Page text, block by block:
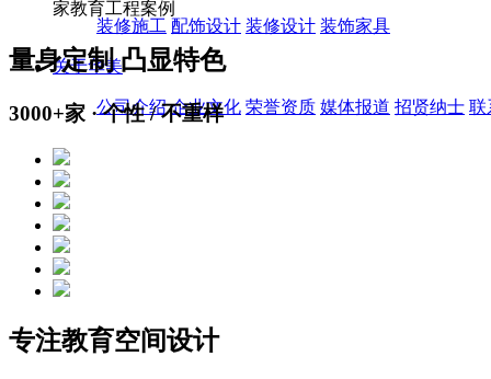
装修施工 配饰设计 装修设计 装饰家具
关于华美
公司介绍 企业文化 荣誉资质 媒体报道 招贤纳士 联
家教育工程案例
量身定制 凸显特色
3000+家 · 个性 / 不重样
专注教育空间设计